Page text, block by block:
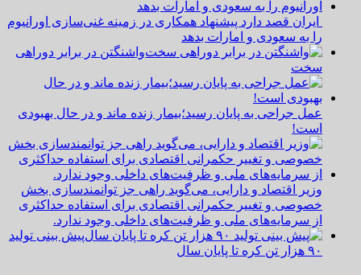
ایران قصد دارد پیشنهاد همکاری در زمینه غنی‌سازی اورانیوم
را به سعودی و امارات بدهد
واشنگتن در برابر دوراهی
سخت
عمل جراحی به پایان رسید؛بیمار زنده ماند و در حال بهبودی
است!
وزیر اقتصاد و دارایی، می‌گوید راهی جز توانمندسازی بخش
خصوصی و تغییر حکمرانی اقتصادی برای استفاده حداکثری
از سرمایه‌های ملی و ظرفیت‌های داخلی وجود ندارد.
پیش بینی تولید
۹۰ هزار تن کره تا پایان سال